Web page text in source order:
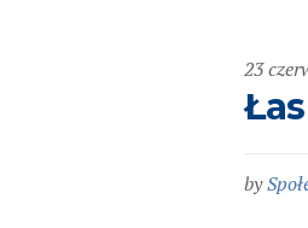
23
by